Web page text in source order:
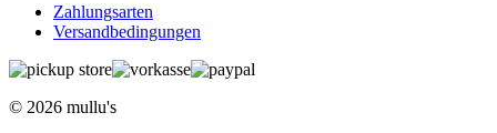
Zahlungsarten
Versandbedingungen
© 2026 mullu's